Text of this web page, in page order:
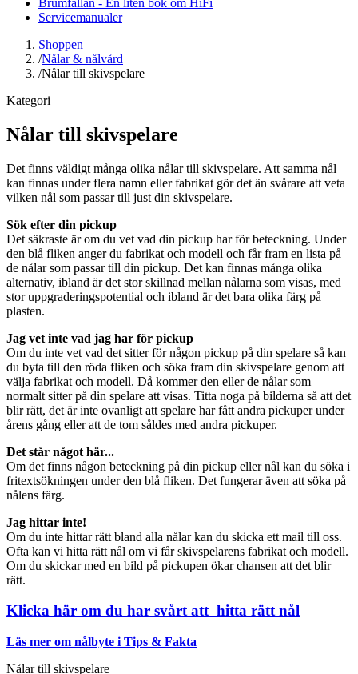
Servicemanualer
Shoppen
/Nålar & nålvård
/Nålar till skivspelare
Kategori
Nålar till skivspelare
Det finns väldigt många olika nålar till skivspelare. Att samma nål
kan finnas under flera namn eller fabrikat gör det än svårare att veta
vilken nål som passar till just din skivspelare.
Sök efter din pickup
Det säkraste är om du vet vad din pickup har för beteckning. Under
den blå fliken anger du fabrikat och modell och får fram en lista på
de nålar som passar till din pickup. Det kan finnas många olika
alternativ, ibland är det stor skillnad mellan nålarna som visas, med
stor uppgraderingspotential och ibland är det bara olika färg på
plasten.
Jag vet inte vad jag har för pickup
Om du inte vet vad det sitter för någon pickup på din spelare så kan
du byta till den röda fliken och söka fram din skivspelare genom att
välja fabrikat och modell. Då kommer den eller de nålar som
normalt sitter på din spelare att visas. Titta noga på bilderna så att det
blir rätt, det är inte ovanligt att spelare har fått andra pickuper under
årens gång eller att de tom såldes med andra pickuper.
Det står något här...
Om det finns någon beteckning på din pickup eller nål kan du söka i
fritextsökningen under den blå fliken. Det fungerar även att söka på
nålens färg.
Jag hittar inte!
Om du inte hittar rätt bland alla nålar kan du skicka ett mail till oss.
Ofta kan vi hitta rätt nål om vi får skivspelarens fabrikat och modell.
Om du skickar med en bild på pickupen ökar chansen att det blir
rätt.
Klicka här om du har svårt att hitta rätt nål
Läs mer om nålbyte i Tips & Fakta
Nålar till skivspelare